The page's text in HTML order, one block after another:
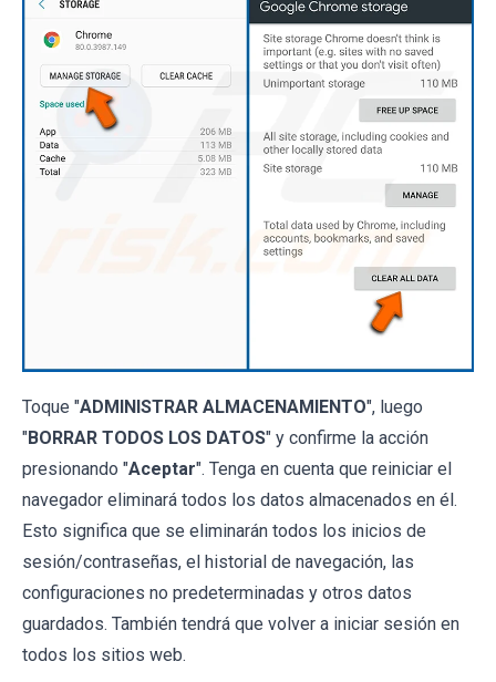
Toque "ADMINISTRAR ALMACENAMIENTO", luego
"BORRAR TODOS LOS DATOS" y confirme la acción
presionando "Aceptar". Tenga en cuenta que reiniciar el
navegador eliminará todos los datos almacenados en él.
Esto significa que se eliminarán todos los inicios de
sesión/contraseñas, el historial de navegación, las
configuraciones no predeterminadas y otros datos
guardados. También tendrá que volver a iniciar sesión en
todos los sitios web.